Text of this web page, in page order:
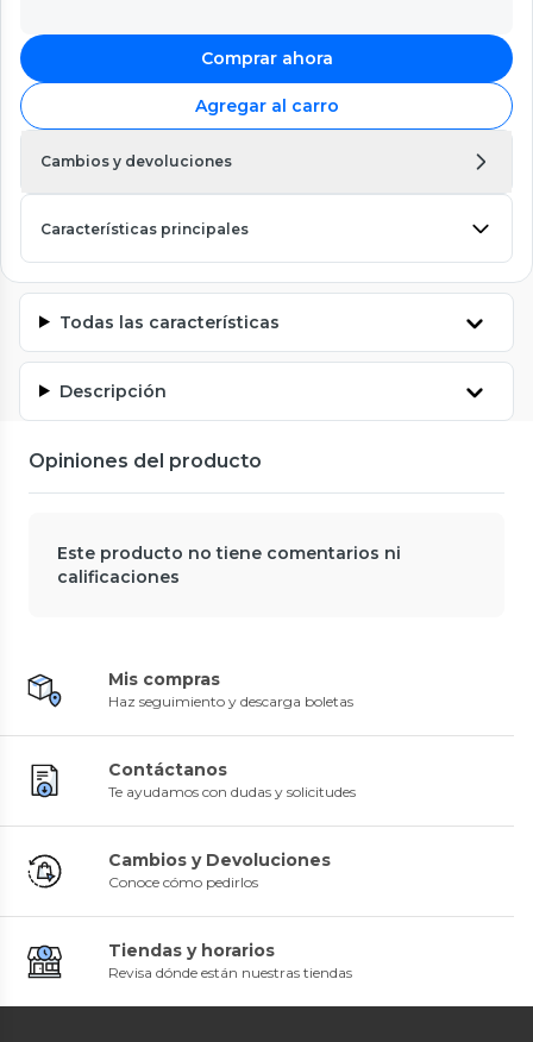
Comprar ahora
Agregar al carro
Cambios y devoluciones
Características principales
Todas las características
Descripción
Opiniones del producto
Este producto no tiene comentarios ni
calificaciones
Mis compras
Haz seguimiento y descarga boletas
Contáctanos
Te ayudamos con dudas y solicitudes
Cambios y Devoluciones
Conoce cómo pedirlos
Tiendas y horarios
Revisa dónde están nuestras tiendas